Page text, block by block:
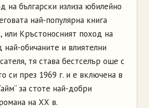
на български излиза юбилейно
най-популярна книга
или Кръстоносният поход на
най-обичаните и влиятелни
тя става бестселър още с
си през 1969 г. и е включена в
за стоте най-добри
на ХХ в.